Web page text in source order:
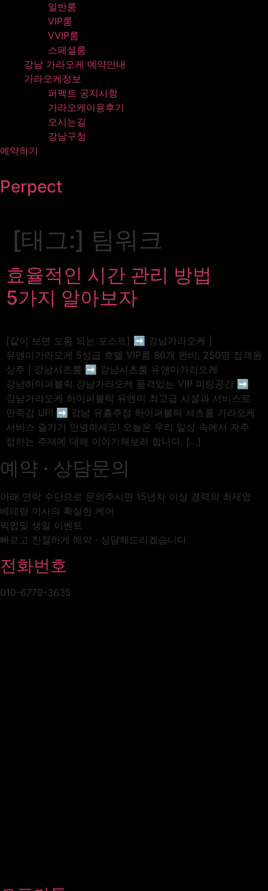
일반룸
VIP룸
VVIP룸
스페셜룸
강남 가라오케 예약안내
가라오케정보
퍼펙트 공지사항
가라오케이용후기
오시는길
강남구청
예약하기
Perpect
[태그:] 팀워크
효율적인 시간 관리 방법
5가지 알아보자
[같이 보면 도움 되는 포스트] ➡️ 강남가라오케 |
유앤미가라오케 5성급 호텔 VIP룸 80개 완비, 250명 접객원
상주 | 강남셔츠룸 ➡️ 강남셔츠룸 유앤미가라오케
강남하이퍼블릭 강남가라오케 품격있는 VIP 미팅공간 ➡️
강남가라오케 하이퍼블릭 유앤미 최고급 시설과 서비스로
만족감 UP! ➡️ 강남 유흥주점 하이퍼블릭 셔츠룸 가라오케
서비스 즐기기 안녕하세요! 오늘은 우리 일상 속에서 자주
접하는 주제에 대해 이야기해보려 합니다. […]
예약 · 상담문의
아래 연락 수단으로 문의주시면 15년차 이상 경력의 최재영
베테랑 이사의 확실한 케어
픽업및 생일 이벤트
빠르고 친절하게 예약 · 상담해드리겠습니다.
전화번호
010-6779-3635